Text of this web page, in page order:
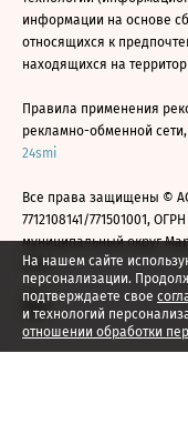
На нашем сайте
персонализации.
подтверждаете свое
и технологий
отношении обработки
информации на основе
относящихся к
находящихся на
Правила применения
рекламно-обменной
24smi
Все права защищены ©
7712108141/771501001,
муниципальный округ
2026